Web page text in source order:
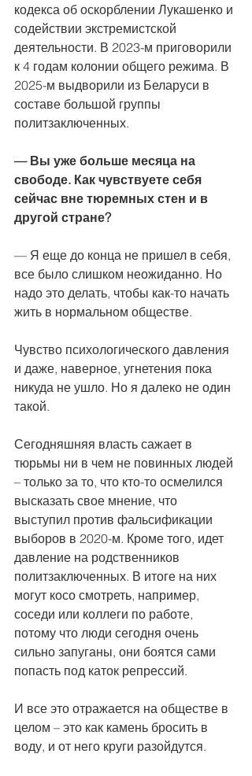
кодекса об оскорблении Лукашенко и
содействии экстремистской
деятельности. В 2023-м приговорили
к 4 годам колонии общего режима. В
2025-м выдворили из Беларуси в
составе большой группы
политзаключенных.
— Вы уже больше месяца на
свободе. Как чувствуете себя
сейчас вне тюремных стен и в
другой стране?
— Я еще до конца не пришел в себя,
все было слишком неожиданно. Но
надо это делать, чтобы как-то начать
жить в нормальном обществе.
Чувство психологического давления
и даже, наверное, угнетения пока
никуда не ушло. Но я далеко не один
такой.
Сегодняшняя власть сажает в
тюрьмы ни в чем не повинных людей
– только за то, что кто-то осмелился
высказать свое мнение, что
выступил против фальсификации
выборов в 2020-м. Кроме того, идет
давление на родственников
политзаключенных. В итоге на них
могут косо смотреть, например,
соседи или коллеги по работе,
потому что люди сегодня очень
сильно запуганы, они боятся сами
попасть под каток репрессий.
И все это отражается на обществе в
целом – это как камень бросить в
воду, и от него круги разойдутся.